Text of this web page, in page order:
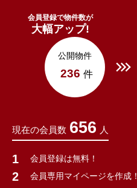
会員登録で物件数が
大幅アップ!
公開物件
236 件
現在の会員数 656 人
会員登録は無料！
会員専用マイページを作成！